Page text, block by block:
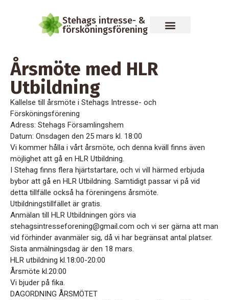
Stehags intresse- &
försköningsförening
Årsmöte med HLR
Utbildning
Kallelse till årsmöte i Stehags Intresse- och
Försköningsförening
Adress: Stehags Församlingshem
Datum: Onsdagen den 25 mars kl. 18:00
Vi kommer hålla i vårt årsmöte, och denna kväll finns även
möjlighet att gå en HLR Utbildning.
I Stehag finns flera hjärtstartare, och vi vill härmed erbjuda
bybor att gå en HLR Utbildning. Samtidigt passar vi på vid
detta tillfälle också ha föreningens årsmöte.
Utbildningstillfället är gratis.
Anmälan till HLR Utbildningen görs via
stehagsintresseforening@gmail.com och vi ser gärna att man
vid förhinder avanmäler sig, då vi har begränsat antal platser.
Sista anmälningsdag är den 18 mars.
HLR utbildning kl.18:00-20:00
Årsmöte kl.20:00
Vi bjuder på fika.
DAGORDNING ÅRSMÖTET